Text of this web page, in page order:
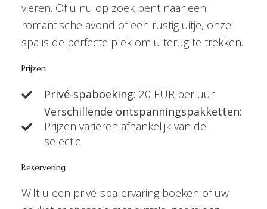
vieren. Of u nu op zoek bent naar een
romantische avond of een rustig uitje, onze
spa is de perfecte plek om u terug te trekken.
Prijzen
Privé-spaboeking: 20 EUR per uur
Verschillende ontspanningspakketten:
Prijzen variëren afhankelijk van de
selectie
Reservering
Wilt u een privé-spa-ervaring boeken of uw